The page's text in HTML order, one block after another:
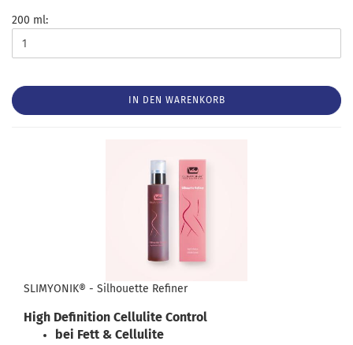
200 ml:
IN DEN WARENKORB
SLIMYONIK® - Silhouette Refiner
High Definition Cellulite Control
bei Fett & Cellulite